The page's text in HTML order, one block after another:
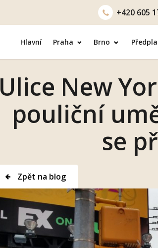
+420 605
Hlavní Praha Brno
Ulice New
pouliční
se
Zpět na blog